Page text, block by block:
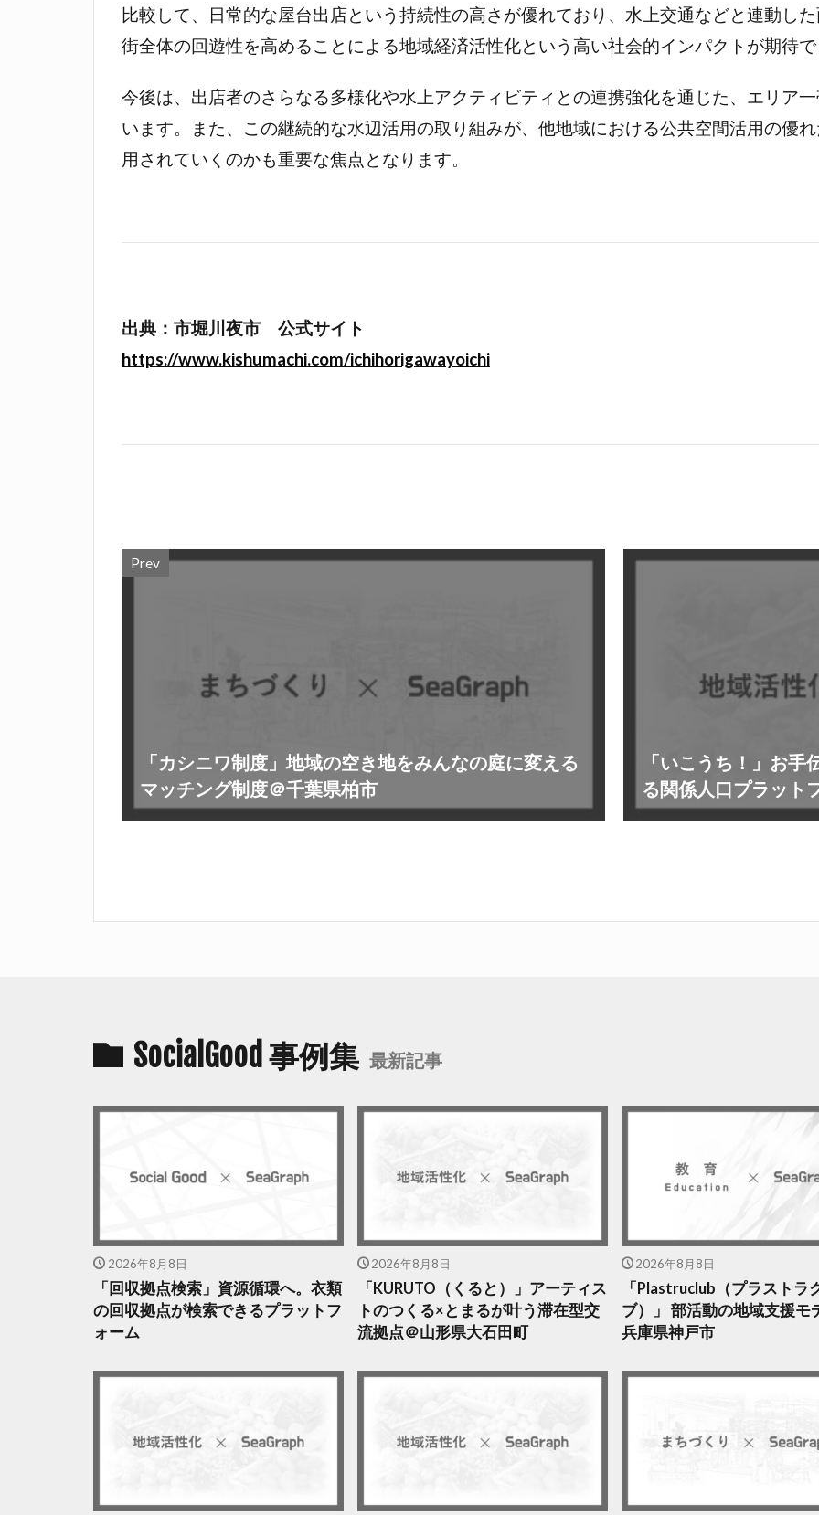
比較して、日常的な屋台出店という持続性の高さが優れており、水上交通などと連動し
街全体の回遊性を高めることによる地域経済活性化という高い社会的インパクトが期待
今後は、出店者のさらなる多様化や水上アクティビティとの連携強化を通じた、エリア
います。また、この継続的な水辺活用の取り組みが、他地域における公共空間活用の優
用されていくのかも重要な焦点となります。
出典：市堀川夜市 公式サイト
https://www.kishumachi.com/ichihorigawayoichi
Prev
「カシニワ制度」地域の空き地をみんなの庭に変える
マッチング制度＠千葉県柏市
「いこうち！」お
る関係人口プラット
SocialGood 事例集 最新記事
2026年8月8日
「回収拠点検索」資源循環へ。衣類
の回収拠点が検索できるプラットフ
ォーム
2026年8月8日
「KURUTO（くると）」アーティス
トのつくる×とまるが叶う滞在型交
流拠点＠山形県大石田町
2026年8月8日
「Plastruclub（プラストラ
ブ）」 部活動の地域支援モ
兵庫県神戸市